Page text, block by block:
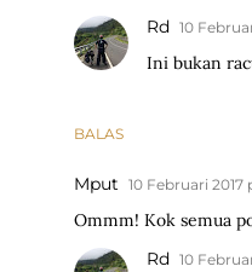
BALAS
Rd 10
Ini bukan
Mput 10 Februari 2017
Ommm! Kok semua
Rd 10